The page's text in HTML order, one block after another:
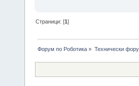
Страници: [1]
Форум по Роботика » Технически